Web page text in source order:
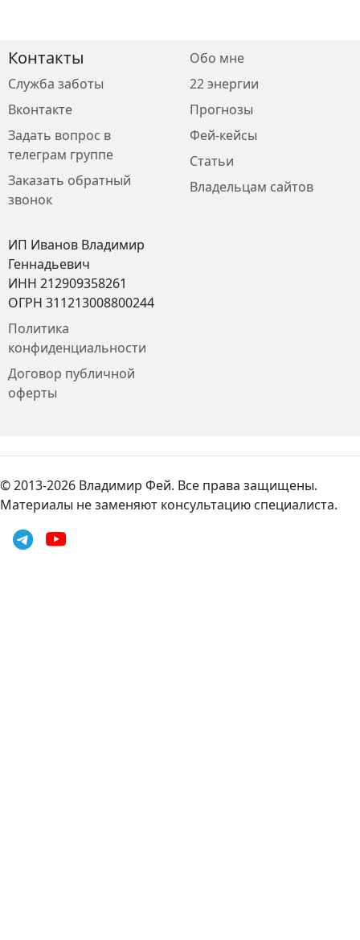
Контакты
Служба заботы
Вконтакте
Задать вопрос в
телеграм группе
Заказать обратный
звонок
Обо мне
22 энергии
Прогнозы
Фей-кейсы
Статьи
Владельцам сайтов
ИП Иванов Владимир
Геннадьевич
ИНН 212909358261
ОГРН 311213008800244
Политика
конфиденциальности
Договор публичной
оферты
© 2013-2026 Владимир Фей. Все права защищены.
Материалы не заменяют консультацию специалиста.